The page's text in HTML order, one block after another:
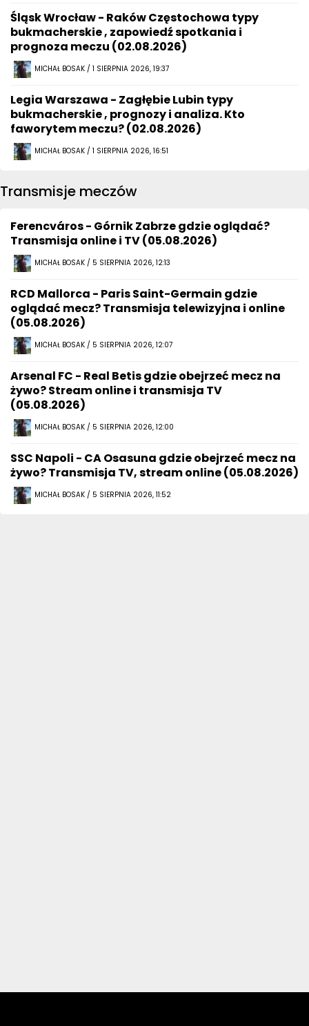
Śląsk Wrocław - Raków Częstochowa typy
bukmacherskie , zapowiedź spotkania i
prognoza meczu (02.08.2026)
MICHAŁ BOSAK / 1 SIERPNIA 2026, 19:37
Legia Warszawa - Zagłębie Lubin typy
bukmacherskie , prognozy i analiza. Kto
faworytem meczu? (02.08.2026)
MICHAŁ BOSAK / 1 SIERPNIA 2026, 16:51
Transmisje meczów
Ferencváros - Górnik Zabrze gdzie oglądać?
Transmisja online i TV (05.08.2026)
MICHAŁ BOSAK / 5 SIERPNIA 2026, 12:13
RCD Mallorca - Paris Saint-Germain gdzie
oglądać mecz? Transmisja telewizyjna i online
(05.08.2026)
MICHAŁ BOSAK / 5 SIERPNIA 2026, 12:07
Arsenal FC - Real Betis gdzie obejrzeć mecz na
żywo? Stream online i transmisja TV
(05.08.2026)
MICHAŁ BOSAK / 5 SIERPNIA 2026, 12:00
SSC Napoli - CA Osasuna gdzie obejrzeć mecz na
żywo? Transmisja TV, stream online (05.08.2026)
MICHAŁ BOSAK / 5 SIERPNIA 2026, 11:52